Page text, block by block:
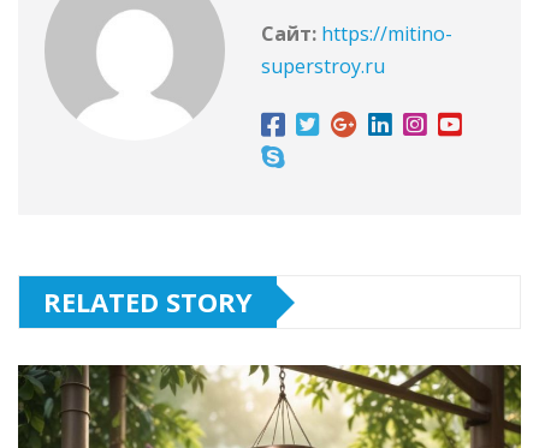
Сайт: https://mitino-
superstroy.ru
RELATED STORY